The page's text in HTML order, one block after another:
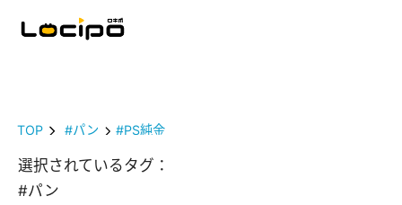
TOP #パン #PS純金
選択されているタグ：
#パン